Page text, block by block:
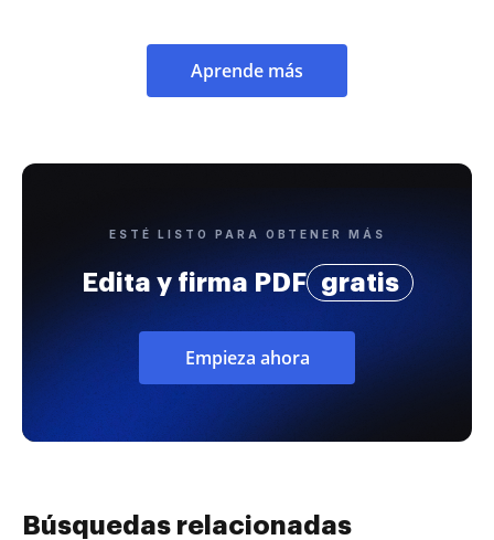
Aprende más
ESTÉ LISTO PARA OBTENER MÁS
Edita y firma PDF gratis
Empieza ahora
Búsquedas relacionadas